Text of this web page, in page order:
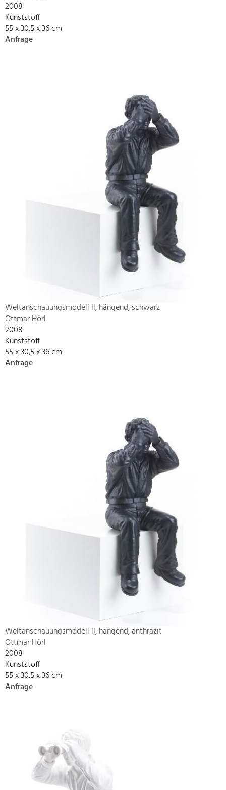
2008
Kunststoff
55 x 30,5 x 36 cm
Anfrage
Weltanschauungsmodell II, hängend, schwarz
Ottmar Hörl
2008
Kunststoff
55 x 30,5 x 36 cm
Anfrage
Weltanschauungsmodell II, hängend, anthrazit
Ottmar Hörl
2008
Kunststoff
55 x 30,5 x 36 cm
Anfrage